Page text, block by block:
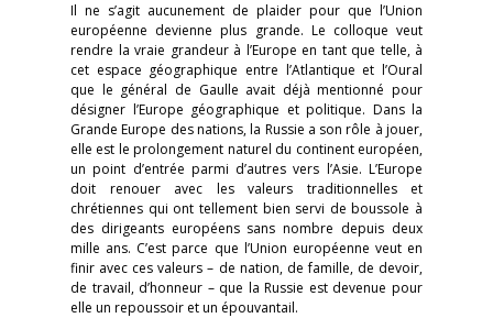
Il ne s’agit aucunement de plaider pour que l’Union
européenne devienne plus grande. Le colloque veut
rendre la vraie grandeur à l’Europe en tant que telle, à
cet espace géographique entre l’Atlantique et l’Oural
que le général de Gaulle avait déjà mentionné pour
désigner l’Europe géographique et politique. Dans la
Grande Europe des nations, la Russie a son rôle à jouer,
elle est le prolongement naturel du continent européen,
un point d’entrée parmi d’autres vers l’Asie. L’Europe
doit renouer avec les valeurs traditionnelles et
chrétiennes qui ont tellement bien servi de boussole à
des dirigeants européens sans nombre depuis deux
mille ans. C’est parce que l’Union européenne veut en
finir avec ces valeurs – de nation, de famille, de devoir,
de travail, d’honneur – que la Russie est devenue pour
elle un repoussoir et un épouvantail.